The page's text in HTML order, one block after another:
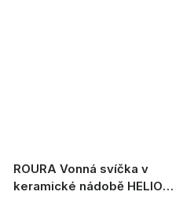
ROURA Vonná svíčka v
keramické nádobě HELIOS,